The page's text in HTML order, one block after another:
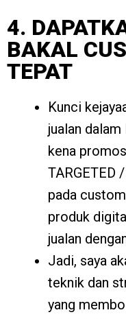
4.
BAKAL
TEPAT
Kunci
jualan
kena
TARGETED
pada
produk
jualan
Jadi, saya
teknik dan
yang